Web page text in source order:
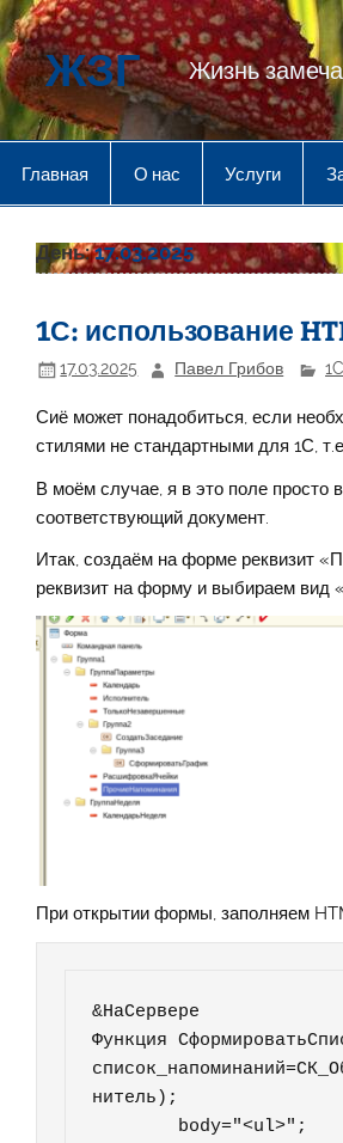
Перейти
к
содержимому
ЖЗГ Жизнь
Главная О нас Услуги
День:17.03.2025
1С: использование
17.03.2025 Павел Грибов 1C
Сиё может понадобиться, если
стилями не стандартными для 1С,
В моём случае, я в это поле просто
соответствующий документ.
Итак, создаём на форме реквизит
реквизит на форму и выбираем вид
При открытии формы, заполняем
&НаСервере
Функция
нитель);